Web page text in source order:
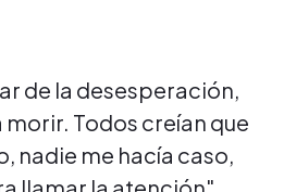
de la desesperación,
morir. Todos creían que
nadie me hacía caso,